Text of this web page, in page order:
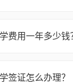
费用一年多少钱
签证怎么办理？